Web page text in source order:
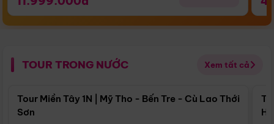
TOUR TRONG NƯỚC Xem tất cả
Điểm nổi bật
Tour Miền Tây 1N | Mỹ Tho - Bến Tre - Cù Lao Thới
Sơn